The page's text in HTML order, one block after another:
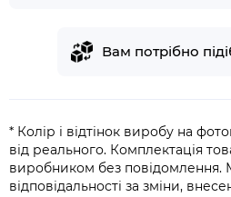
Вам потрібно
* Колір і відтінок виробу на
від реального. Комплектація
виробником без повідомлення.
відповідальності за зміни,